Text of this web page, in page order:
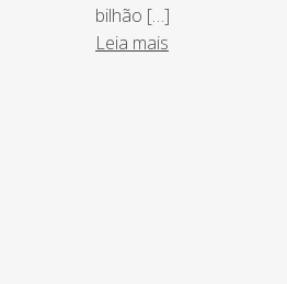
bilhão […]
Leia mais